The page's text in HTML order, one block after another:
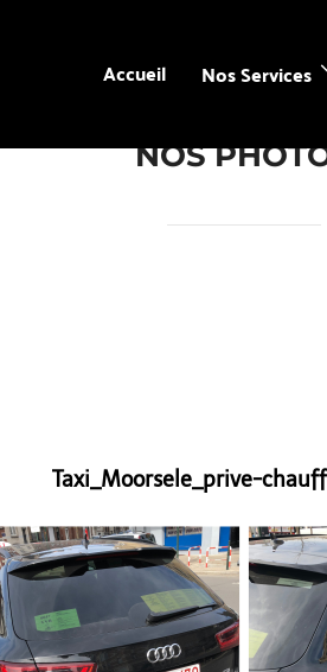
Accueil Nos Services
NOS
Taxi_Moorsele_prive-